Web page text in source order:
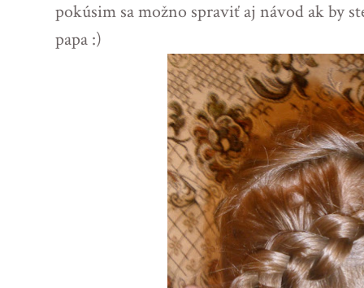
pokúsim sa možno spraviť aj návod ak by
papa :)